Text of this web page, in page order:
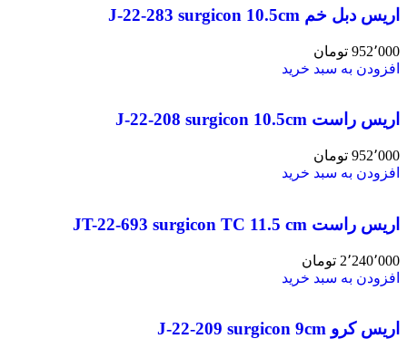
اریس دبل خم J-22-283 surgicon 10.5cm
952٬000 تومان
افزودن به سبد خرید
اریس راست J-22-208 surgicon 10.5cm
952٬000 تومان
افزودن به سبد خرید
اریس راست JT-22-693 surgicon TC 11.5 cm
2٬240٬000 تومان
افزودن به سبد خرید
اریس کرو J-22-209 surgicon 9cm